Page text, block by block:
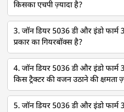
किसका एचपी ज़्यादा है?
3. जॉन डियर 5036 डी और इंडो
प्रकार का गियरबॉक्स है?
4. जॉन डियर 5036 डी और इंडो
किस ट्रैक्टर की वजन उठाने की क्षमता
5. जॉन डियर 5036 डी और इंडो